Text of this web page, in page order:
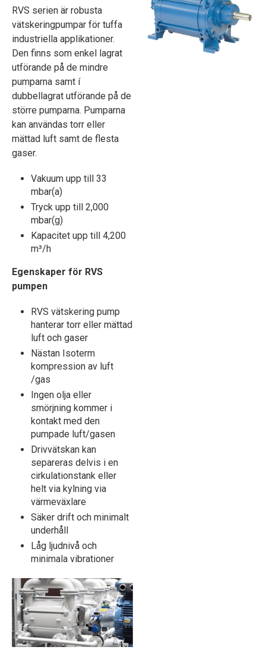
RVS serien är robusta
vätskeringpumpar för tuffa
industriella applikationer.
Den finns som enkel lagrat
utförande på de mindre
pumparna samt í
dubbellagrat utförande på de
större pumparna. Pumparna
kan användas torr eller
mättad luft samt de flesta
gaser.
Vakuum upp till 33
mbar(a)
Tryck upp till 2,000
mbar(g)
Kapacitet upp till 4,200
m³/h
Egenskaper för RVS
pumpen
RVS vätskering pump
hanterar torr eller mättad
luft och gaser
Nästan Isoterm
kompression av luft
/gas
Ingen olja eller
smörjning kommer i
kontakt med den
pumpade luft/gasen
Drivvätskan kan
separeras delvis i en
cirkulationstank eller
helt via kylning via
värmeväxlare
Säker drift och minimalt
underhåll
Låg ljudnivå och
minimala vibrationer